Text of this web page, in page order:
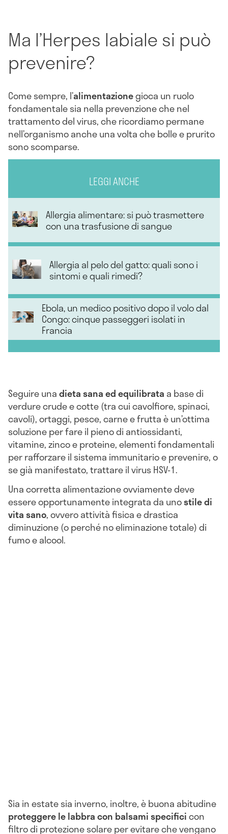
Ma l’Herpes labiale si può
prevenire?
Come sempre, l’alimentazionegioca un ruolo
fondamentale sia nella prevenzione che nel
trattamento del virus, che ricordiamo permane
nell’organismo anche una volta che bolle e prurito
sono scomparse.
LEGGI ANCHE
Allergia alimentare: si può trasmettere
con una trasfusione di sangue
Allergia al pelo del gatto: quali sono i
sintomi e quali rimedi?
Ebola, un medico positivo dopo il volo dal
Congo: cinque passeggeri isolati in
Francia
Seguire unadieta sana ed equilibrata a base di
verdure crude e cotte (tra cui cavolfiore, spinaci,
cavoli), ortaggi, pesce, carne e frutta è un’ottima
soluzione per fare il pieno di antiossidanti,
vitamine, zinco e proteine, elementi fondamentali
per rafforzare il sistema immunitario e prevenire, o
se già manifestato, trattare il virus HSV-1.
Una corretta alimentazione ovviamente deve
essere opportunamente integrata da unostile di
vita sano, ovvero attività fisica e drastica
diminuzione (o perché no eliminazione totale) di
fumo e alcool.
Sia in estate sia inverno, inoltre, è buona abitudine
proteggere le labbra con balsami specificicon
filtro di protezione solare per evitare che vengano